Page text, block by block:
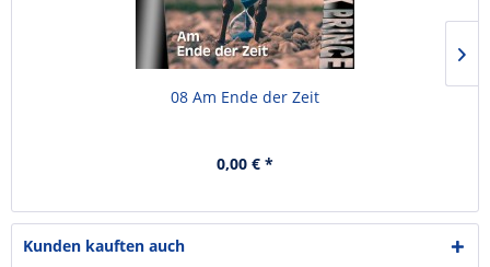
08 Am Ende der Zeit
0,00 € *
Kunden kauften auch